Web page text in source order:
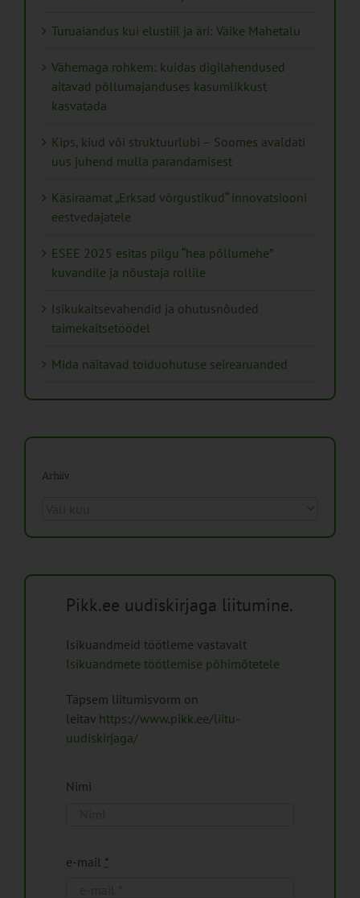
Turuaiandus kui elustiil ja äri: Väike Mahetalu
Vähemaga rohkem: kuidas digilahendused
aitavad põllumajanduses kasumlikkust
kasvatada
Kips, kiud või struktuurlubi – Soomes avaldati
uus juhend mulla parandamisest
Käsiraamat „Erksad võrgustikud“ innovatsiooni
eestvedajatele
ESEE 2025 esitas pilgu “hea põllumehe”
kuvandile ja nõustaja rollile
Isikukaitsevahendid ja ohutusnõuded
taimekaitsetöödel
Mida näitavad toiduohutuse seirearuanded
Arhiiv
Pikk.ee uudiskirjaga liitumine.
Isikuandmeid töötleme vastavalt
Isikuandmete töötlemise põhimõtetele
Täpsem liitumisvorm on
leitav https://www.pikk.ee/liitu-
uudiskirjaga/
Nimi
e-mail *